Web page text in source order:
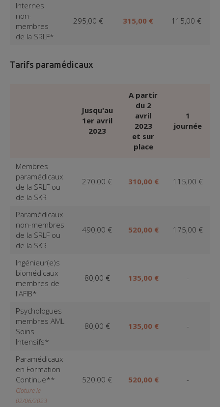
Internes
non-
membres
de la SRLF*
295,00 € 315,00 € 115,00 €
Tarifs paramédicaux
Jusqu'au
1er avril
2023
A partir
du 2
avril
2023
et sur
place
1
journée
Membres
paramédicaux
de la SRLF ou
de la SKR
270,00 € 310,00 € 115,00 €
Paramédicaux
non-membres
de la SRLF ou
de la SKR
490,00 € 520,00 € 175,00 €
Ingénieur(e)s
biomédicaux
membres de
l'AFIB*
80,00 € 135,00 € -
Psychologues
membres AML
Soins
Intensifs*
80,00 € 135,00 € -
Paramédicaux
en Formation
Continue**
Cloture le
02/06/2023
520,00 € 520,00 € -